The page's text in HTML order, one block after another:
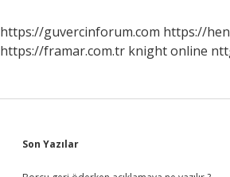
https://guvercinforum.com https://
https://framar.com.tr knight online
Sidebar
Son Yazılar